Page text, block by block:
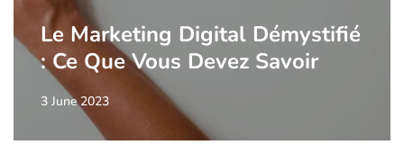
Le Marketing Digital Démystifié
: Ce Que Vous Devez Savoir
3 June 2023